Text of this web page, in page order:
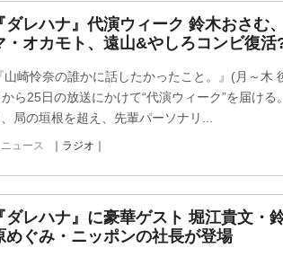
ダレハナ』代演ウィーク 鈴木おさむ
・オカモト、遠山&やしろコンビ復活
山崎怜奈の誰かに話したかったこと。』(月～木
ら25日の放送にかけて“代演ウィーク”を届ける
局の垣根を超え、先輩パーソナリ...
ニュース ｜ラジオ｜
ダレハナ』に豪華ゲスト 堀江貴文・
めぐみ・ニッポンの社長が登場